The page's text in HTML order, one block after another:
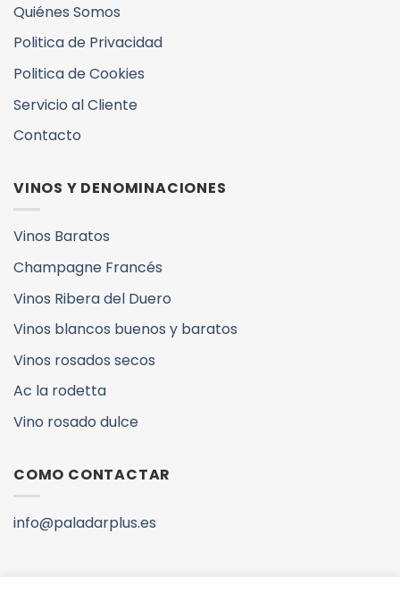
Quiénes Somos
Politica de Privacidad
Politica de Cookies
Servicio al Cliente
Contacto
VINOS Y DENOMINACIONES
Vinos Baratos
Champagne Francés
Vinos Ribera del Duero
Vinos blancos buenos y baratos
Vinos rosados secos
Ac la rodetta
Vino rosado dulce
COMO CONTACTAR
info@paladarplus.es